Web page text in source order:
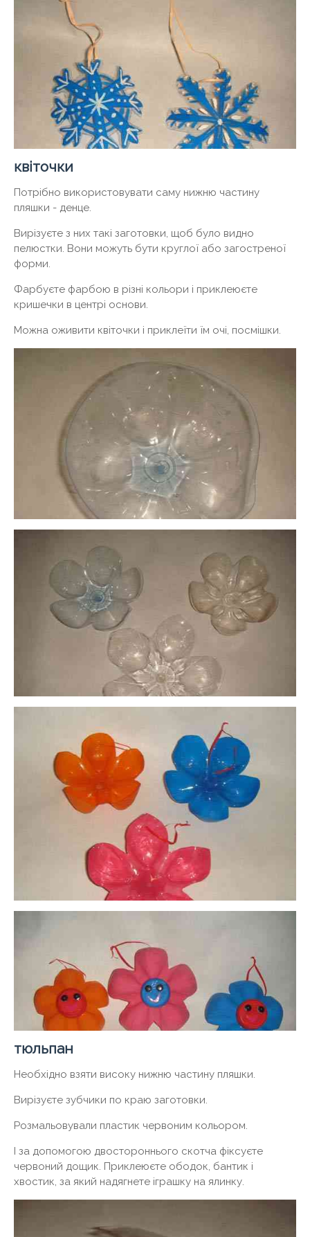
квіточки
Потрібно використовувати саму нижню частину
пляшки - денце.
Вирізуєте з них такі заготовки, щоб було видно
пелюстки. Вони можуть бути круглої або загостреної
форми.
Фарбуєте фарбою в різні кольори і приклеюєте
кришечки в центрі основи.
Можна оживити квіточки і приклеїти їм очі, посмішки.
тюльпан
Необхідно взяти високу нижню частину пляшки.
Вирізуєте зубчики по краю заготовки.
Розмальовували пластик червоним кольором.
І за допомогою двостороннього скотча фіксуєте
червоний дощик. Приклеюєте ободок, бантик і
хвостик, за який надягнете іграшку на ялинку.